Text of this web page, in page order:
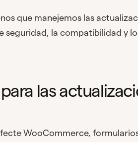
que manejemos las
seguridad, la compatibilidad y
las
WooCommerce,